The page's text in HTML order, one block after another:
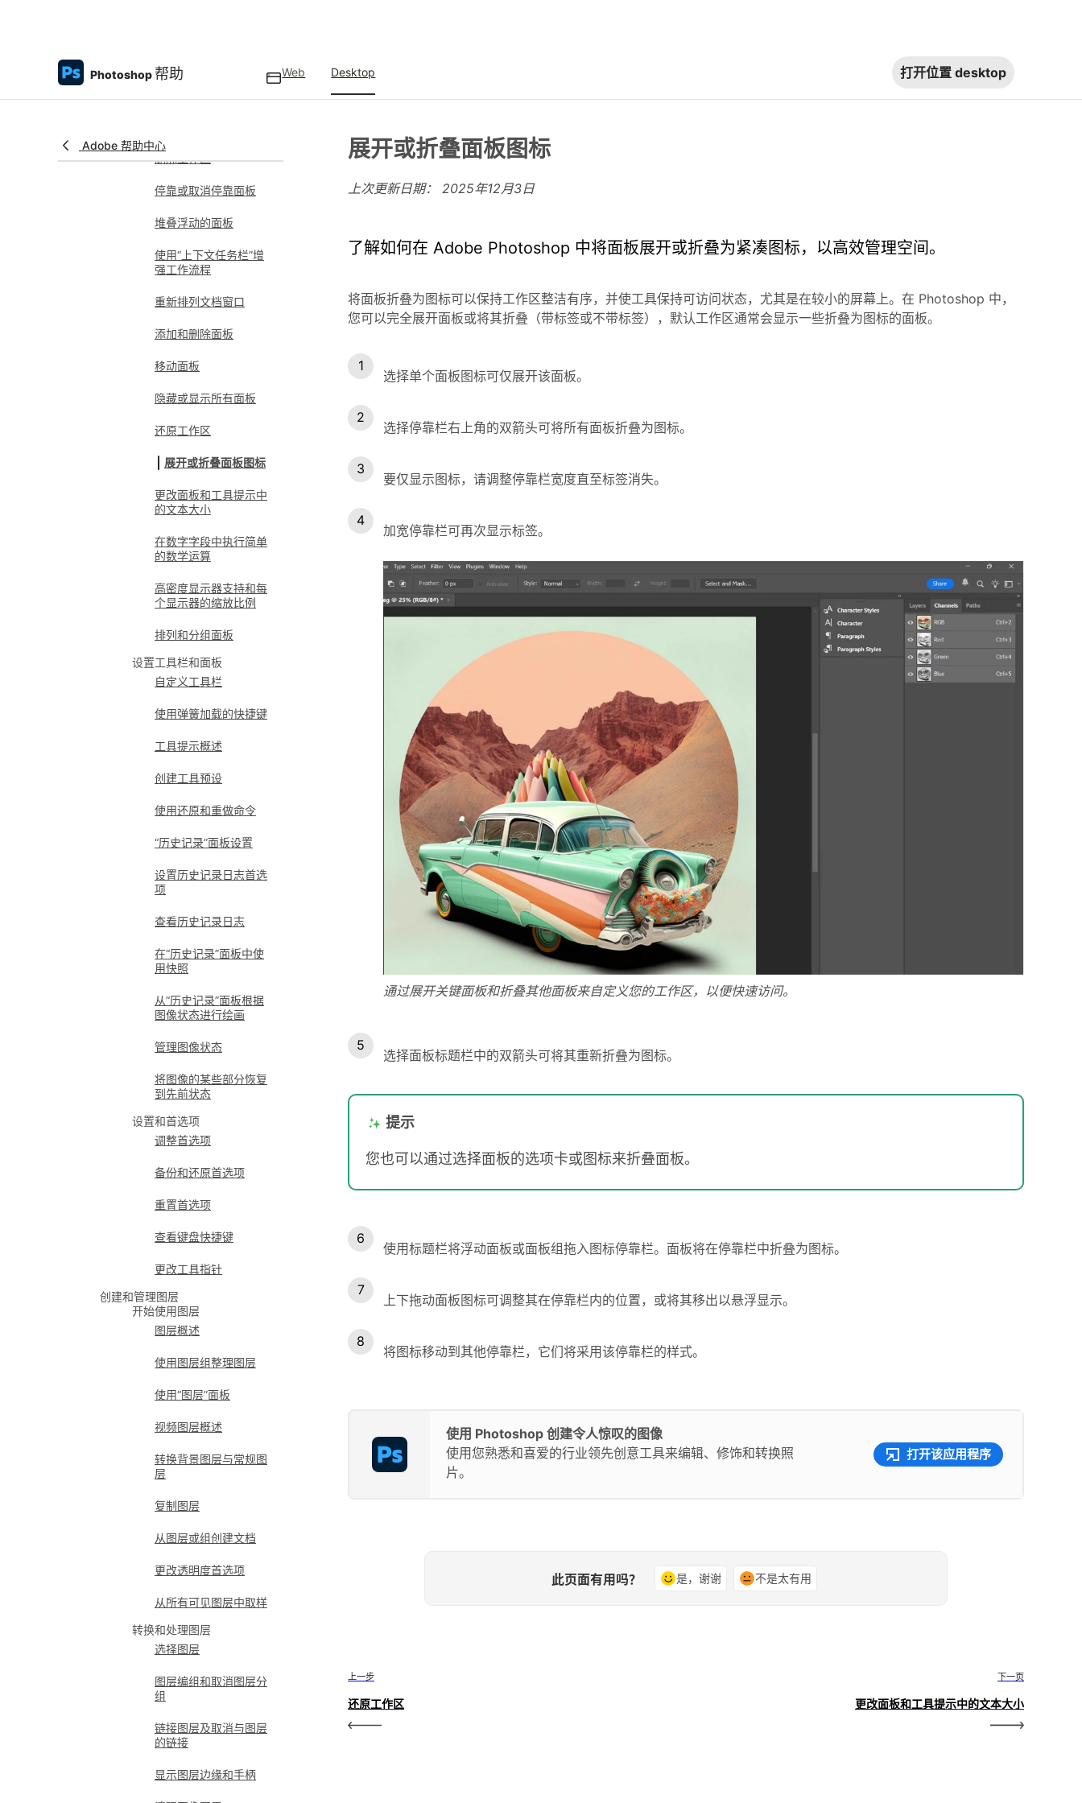
Photoshop 帮助 Web Desktop 打开位置 desktop
Adobe 帮助中心
删除工作区
停靠或取消停靠面板
堆叠浮动的面板
使用“上下文任务栏”增
强工作流程
重新排列文档窗口
添加和删除面板
移动面板
隐藏或显示所有面板
还原工作区
展开或折叠面板图标
更改面板和工具提示中
的文本大小
在数字字段中执行简单
的数学运算
高密度显示器支持和每
个显示器的缩放比例
排列和分组面板
设置工具栏和面板
自定义工具栏
使用弹簧加载的快捷键
工具提示概述
创建工具预设
使用还原和重做命令
“历史记录”面板设置
设置历史记录日志首选
项
查看历史记录日志
在“历史记录”面板中使
用快照
从“历史记录”面板根据
图像状态进行绘画
管理图像状态
将图像的某些部分恢复
到先前状态
设置和首选项
调整首选项
备份和还原首选项
重置首选项
查看键盘快捷键
更改工具指针
创建和管理图层
开始使用图层
图层概述
使用图层组整理图层
使用“图层”面板
视频图层概述
转换背景图层与常规图
层
复制图层
从图层或组创建文档
更改透明度首选项
从所有可见图层中取样
转换和处理图层
选择图层
图层编组和取消图层分
组
链接图层及取消与图层
的链接
显示图层边缘和手柄
展开或折叠面板图标
上次更新日期： 2025年12月3日
了解如何在 Adobe Photoshop 中将面板展开或折叠为紧凑图标，以高效管理空间。
将面板折叠为图标可以保持工作区整洁有序，并使工具保持可访问状态，尤其是在较小的屏幕上。在 Photoshop 中，
您可以完全展开面板或将其折叠（带标签或不带标签），默认工作区通常会显示一些折叠为图标的面板。
选择单个面板图标可仅展开该面板。
选择停靠栏右上角的双箭头可将所有面板折叠为图标。
要仅显示图标，请调整停靠栏宽度直至标签消失。
加宽停靠栏可再次显示标签。
通过展开关键面板和折叠其他面板来自定义您的工作区，以便快速访问。
选择面板标题栏中的双箭头可将其重新折叠为图标。
提示
您也可以通过选择面板的选项卡或图标来折叠面板。
使用标题栏将浮动面板或面板组拖入图标停靠栏。面板将在停靠栏中折叠为图标。
上下拖动面板图标可调整其在停靠栏内的位置，或将其移出以悬浮显示。
将图标移动到其他停靠栏，它们将采用该停靠栏的样式。
使用 Photoshop 创建令人惊叹的图像
使用您熟悉和喜爱的行业领先创意工具来编辑、修饰和转换照
片。
打开该应用程序
此页面有用吗？ 是，谢谢 不是太有用
上一步
还原工作区
下一页
更改面板和工具提示中的文本大小